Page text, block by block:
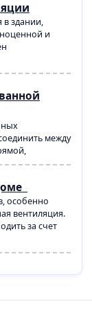
здании,
и
между
особенно
вентиляция.
за счет